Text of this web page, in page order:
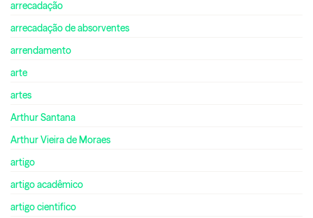
arrecadação
arrecadação de absorventes
arrendamento
arte
artes
Arthur Santana
Arthur Vieira de Moraes
artigo
artigo acadêmico
artigo cientifico